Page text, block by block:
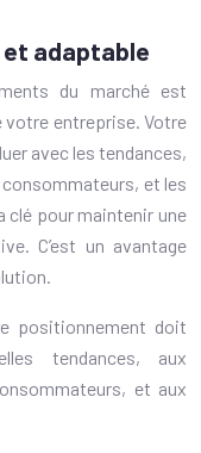
et adaptable
du marché est
votre entreprise. Votre
avec les tendances,
et les
clé pour maintenir une
C’est un avantage
positionnement doit
tendances, aux
et aux